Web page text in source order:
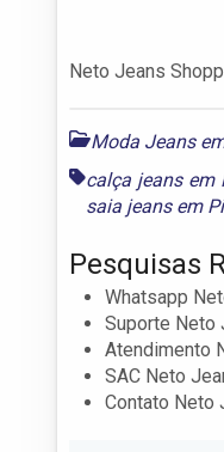
Neto Jeans
Moda Jeans
calça jeans em
saia jeans em
Pesquisas
Whatsapp
Suporte Neto
Atendimento
SAC Neto
Contato Neto